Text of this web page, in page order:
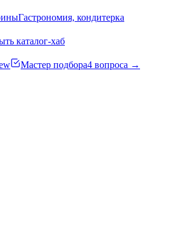
Гастрономия, кондитерка
каталог-хаб
Мастер подбора4 вопроса →